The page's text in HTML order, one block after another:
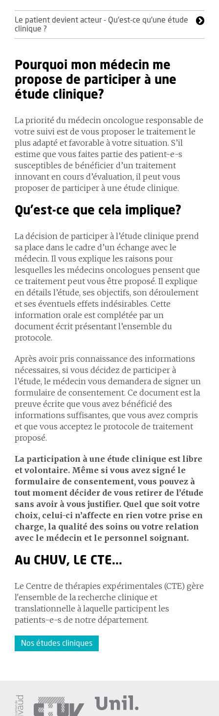
Le patient devient acteur - Qu'est-ce qu'une étude
clinique ?
Pourquoi mon médecin me
propose de participer à une
étude clinique?
La priorité du médecin oncologue responsable de
votre suivi est de vous proposer le traitement le
plus adapté et favorable à votre situation. S’il
estime que vous faites partie des patient-e-s
susceptibles de bénéficier d’un traitement
innovant en cours d’évaluation, il peut vous
proposer de participer à une étude clinique.
Qu’est-ce que cela implique?
La décision de participer à l’étude clinique prend
sa place dans le cadre d’un échange avec le
médecin. Il vous explique les raisons pour
lesquelles les médecins oncologues pensent que
ce traitement peut vous être proposé. Il explique
en détails l’étude, ses objectifs, son déroulement
et ses éventuels effets indésirables. Cette
information orale est complétée par un
document écrit présentant l’ensemble du
protocole.
Après avoir pris connaissance des informations
nécessaires, si vous décidez de participer à
l’étude, le médecin vous demandera de signer un
formulaire de consentement. Ce document est la
preuve écrite que vous avez bénéficié des
informations suffisantes, que vous avez compris
et que vous acceptez le protocole de traitement
proposé.
La participation à une étude clinique est libre
et volontaire. Même si vous avez signé le
formulaire de consentement, vous pouvez à
tout moment décider de vous retirer de l’étude
sans avoir à vous justifier. Quel que soit votre
choix, celui-ci n’affecte en rien votre prise en
charge, la qualité des soins ou votre relation
avec le médecin et le personnel soignant.
Au CHUV, LE CTE...
Le Centre de thérapies expérimentales (CTE) gère
l'ensemble de la recherche clinique et
translationnelle à laquelle participent les
patients-e-s de notre département.
Nos études cliniques